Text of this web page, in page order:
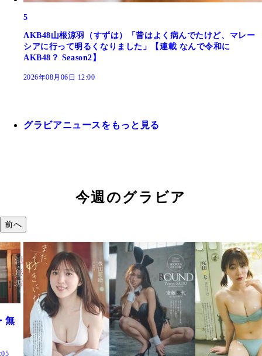
5
AKB48山根涼羽（すずは）「昔はよく病んでたけど、マレー
シアに行って明るくなりました」【連載 なんで令和に
AKB48？ Season2】
2026年08月06日 12:00
グラビアニュースをもっと見る
今週のグラビア
前へ